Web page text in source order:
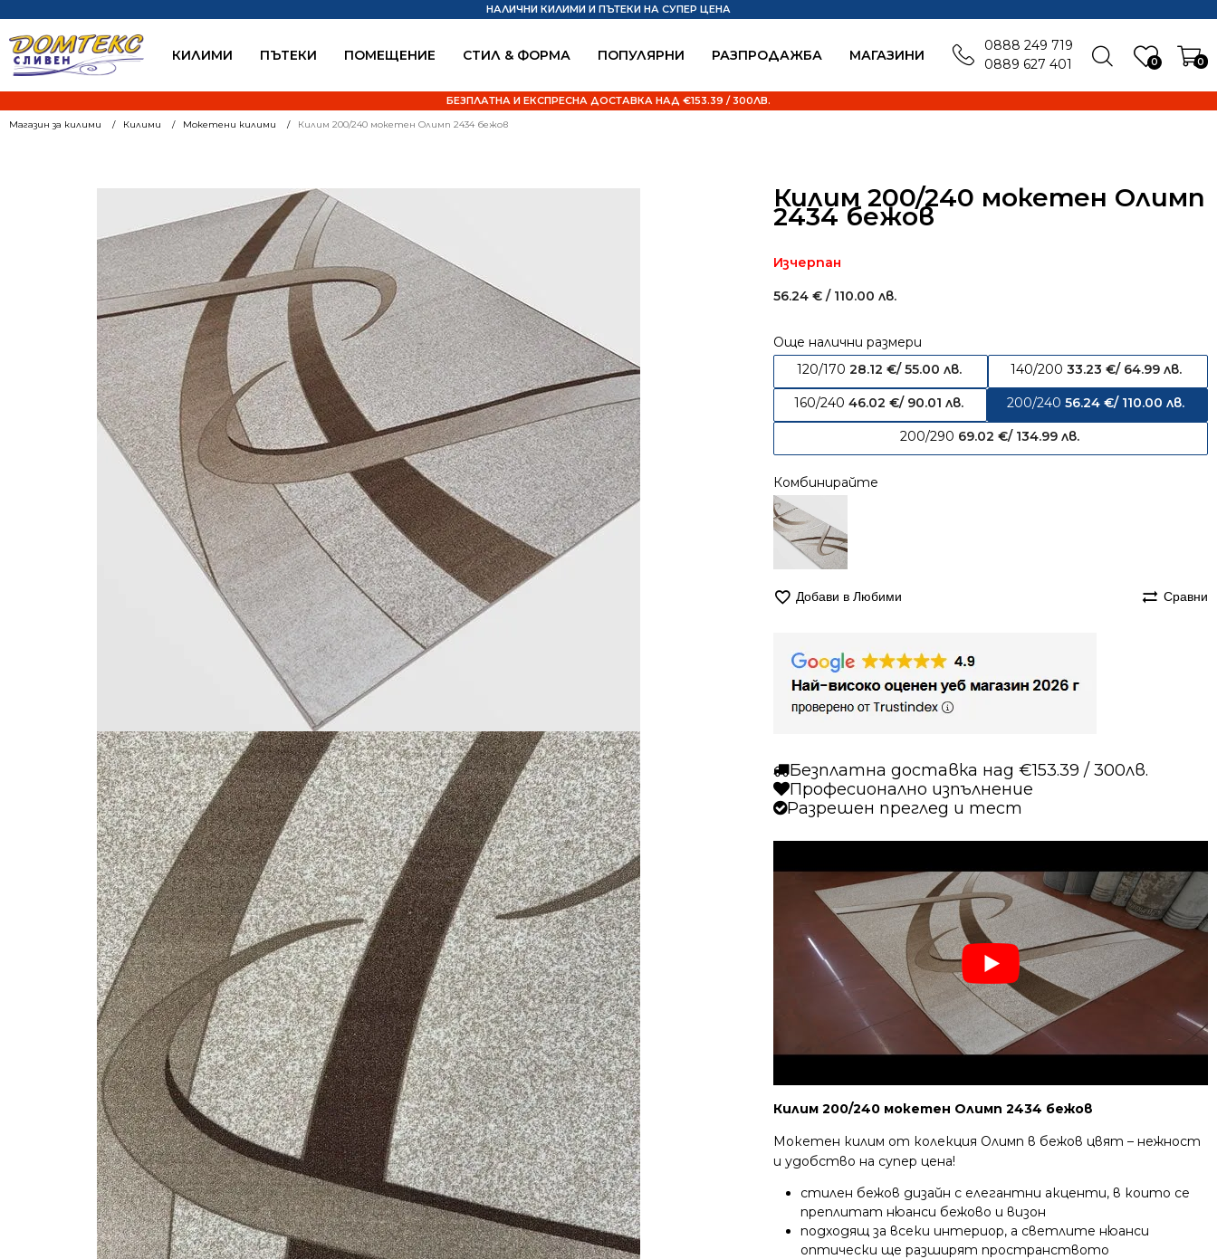
КИЛИМИ ПЪТЕКИ ПОМЕЩЕНИЕ СТИЛ & ФОРМА ПОПУЛЯРНИ РАЗПРОДАЖБА MАГАЗИНИ 0 0
НАЛИЧНИ КИЛИМИ И ПЪТЕКИ НА СУПЕР ЦЕНА
БЕЗПЛАТНА И ЕКСПРЕСНА ДОСТАВКА НАД €153.39 / 300ЛВ.
0888 249 719
0889 627 401
Магазин за килими Килими Мокетени килими Килим 200/240 мокетен Олимп 2434 бежов
Килим 200/240 мокетен Олимп
2434 бежов
Изчерпан
56.24€ / 110.00 лв.
Още налични размери
120/17028.12€/ 55.00 лв. 140/20033.23€/ 64.99 лв.
160/24046.02€/ 90.01 лв. 200/24056.24€/ 110.00 лв.
200/290 69.02 €/ 134.99 лв.
Комбинирайте
Добави в Любими Сравни
Безплатна доставка над €153.39 / 300лв.
Професионално изпълнение
Разрешен преглед и тест
Килим 200/240 мокетен Олимп 2434 бежов
Мокетен килим от колекция Олимп в бежов цвят – нежност
и удобство на супер цена!
стилен бежов дизайн с елегантни акценти, в които се
преплитат нюанси бежово и визон
подходящ за всеки интериор, а светлите нюанси
оптически ще разширят пространството